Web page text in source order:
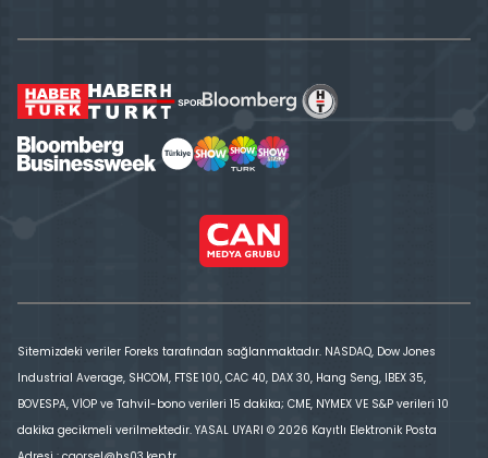
Sitemizdeki veriler Foreks tarafından sağlanmaktadır. NASDAQ, Dow Jones
Industrial Average, SHCOM, FTSE 100, CAC 40, DAX 30, Hang Seng, IBEX 35,
BOVESPA, VİOP ve Tahvil-bono verileri 15 dakika; CME, NYMEX VE S&P verileri 10
dakika gecikmeli verilmektedir. YASAL UYARI © 2026 Kayıtlı Elektronik Posta